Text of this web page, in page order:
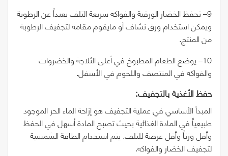
9– تحفظ الخضار الورقية والفواكه سريعة التلف بعيداً عن الرطوبة
ويمكن استخدام ورق نشاف أو مايقوم مقامة لتجفيف الرطوبة
من المنتج.
10– يوضع الطعام المطبوخ في أعلى الثلاجة والخضروات
والفواكه في المنتصف واللحوم في الأسفل.
حفظ‭ ‬الأغذية‭ ‬بالتجفيف‭:‬
المبدأ الأساسي في عملية التجفيف هو إزاحة الماء الحر الموجود
طبيعياً في المادة الغذائية بحيث تصبح المادة أسهل في الحفظ
وأقل وزناً وأقل عرضة للتلف. يتم استخدام الطاقة الشمسية
لتجفيف الخضار والفواكه.